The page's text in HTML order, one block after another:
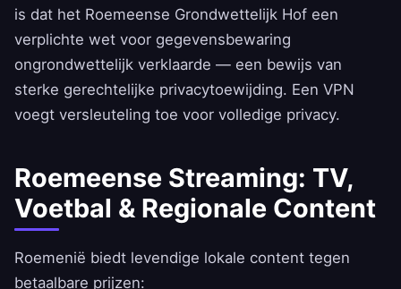
is dat het Roemeense Grondwettelijk Hof een
verplichte wet voor gegevensbewaring
ongrondwettelijk verklaarde — een bewijs van
sterke gerechtelijke privacytoewijding. Een VPN
voegt versleuteling toe voor volledige privacy.
Roemeense Streaming: TV,
Voetbal & Regionale Content
Roemenië biedt levendige lokale content tegen
betaalbare prijzen: